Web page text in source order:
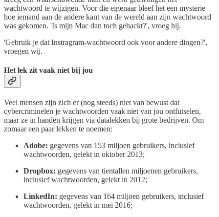
wachtwoord te wijzigen. Voor die eigenaar bleef het een mysterie
hoe iemand aan de andere kant van de wereld aan zijn wachtwoord
was gekomen. 'Is mijn Mac dan toch gehackt?', vroeg hij.
'Gebruik je dat Instragram-wachtwoord ook voor andere dingen?',
vroegen wij.
Het lek zit vaak niet bij jou
Veel mensen zijn zich er (nog steeds) niet van bewust dat
cybercriminelen je wachtwoorden vaak niet van jou ontfutselen,
maar ze in handen krijgen via datalekken bij grote bedrijven. Om
zomaar een paar lekken te noemen:
Adobe: gegevens van 153 miljoen gebruikers, inclusief
wachtwoorden, gelekt in oktober 2013;
Dropbox: gegevens van tientallen miljoenen gebruikers,
inclusief wachtwoorden, gelekt in 2012;
LinkedIn: gegevens van 164 miljoen gebruikers, inclusief
wachtwoorden, gelekt in mei 2016;